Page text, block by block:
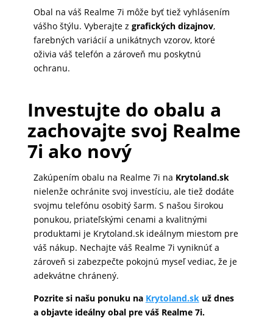
Obal na váš Realme 7i môže byť tiež vyhlásením
vášho štýlu. Vyberajte z grafických dizajnov,
farebných variácií a unikátnych vzorov, ktoré
oživia váš telefón a zároveň mu poskytnú
ochranu.
Investujte do obalu a
zachovajte svoj Realme
7i ako nový
Zakúpením obalu na Realme 7i na Krytoland.sk
nielenže ochránite svoj investíciu, ale tiež dodáte
svojmu telefónu osobitý šarm. S našou širokou
ponukou, priateľskými cenami a kvalitnými
produktami je Krytoland.sk ideálnym miestom pre
váš nákup. Nechajte váš Realme 7i vyniknúť a
zároveň si zabezpečte pokojnú myseľ vediac, že je
adekvátne chránený.
Pozrite si našu ponuku na Krytoland.skuž dnes
a objavte ideálny obal pre váš Realme 7i.